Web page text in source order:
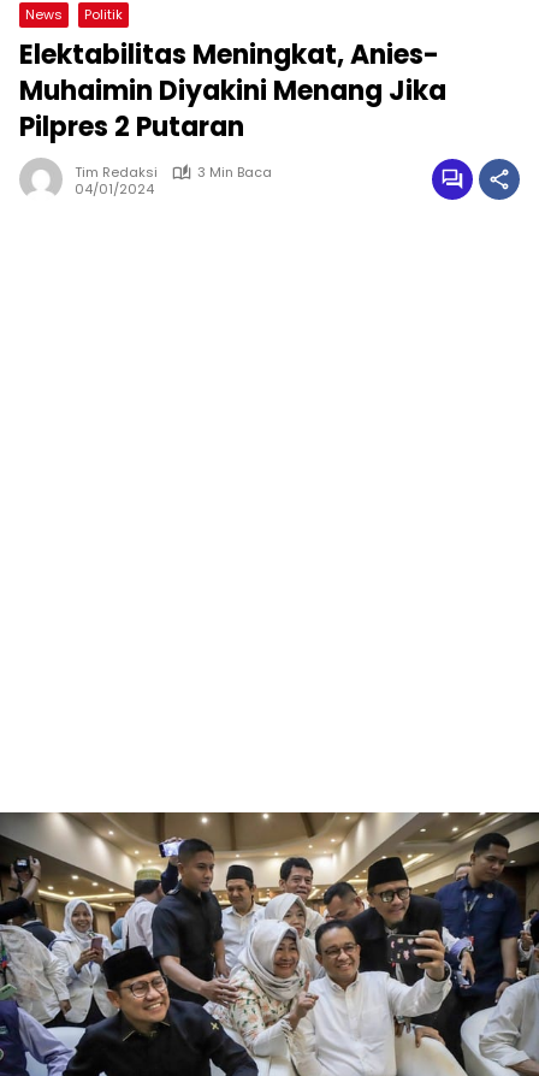
News Politik
Elektabilitas Meningkat, Anies-
Muhaimin Diyakini Menang Jika
Pilpres 2 Putaran
Tim Redaksi
3 Min Baca
04/01/2024